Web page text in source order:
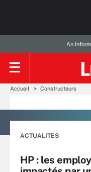
An
Accueil Constructeurs
ACTUALITES
HP : les